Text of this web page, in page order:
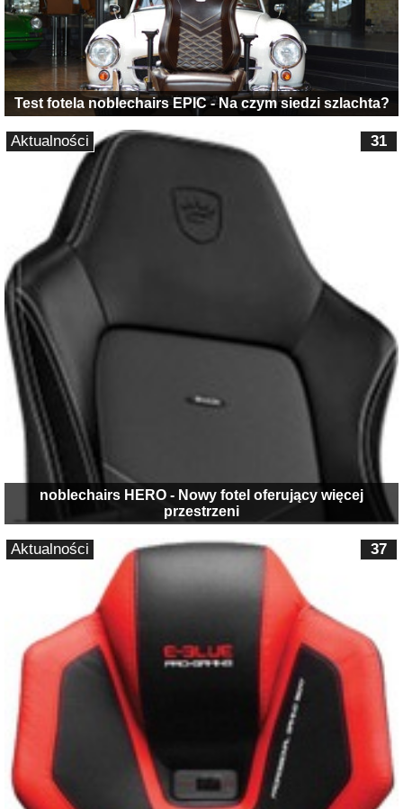
Test fotela noblechairs EPIC - Na czym siedzi szlachta?
noblechairs HERO - Nowy fotel oferujący więcej
przestrzeni
31
Aktualności
37
Aktualności